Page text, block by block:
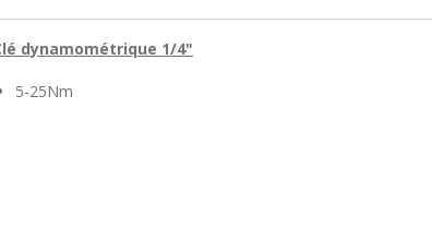
dynamométrique 1/4"
5-25Nm